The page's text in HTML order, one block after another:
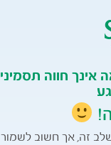
חווה תסמיני
זה, אך חשוב לשמור